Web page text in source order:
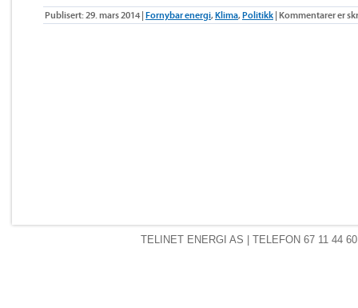
Publisert: 29. mars 2014 | Fornybar energi,Klima,Politikk Kommentarer er
TELINET ENERGI AS | TELEFON 67 11 44